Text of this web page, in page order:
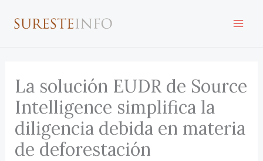
La solución EUDR de Source
Intelligence simplifica la
diligencia debida en materia
de deforestación